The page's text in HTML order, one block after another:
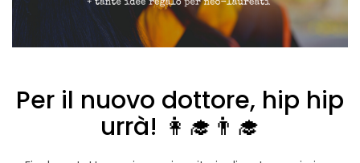
Per il nuovo dottore, hip hip
urrà! 👩‍🎓👨‍🎓